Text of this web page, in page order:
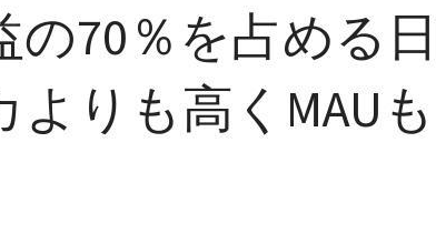
70％を占める
りも高くMAU